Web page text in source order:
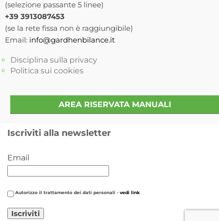
(selezione passante 5 linee)
+39 3913087453
(se la rete fissa non è raggiungibile)
Email: info@gardhenbilance.it
Disciplina sulla privacy
Politica sui cookies
AREA RISERVATA MANUALI
Iscriviti alla newsletter
Email
Autorizzo il trattamento dei dati personali - vedi link